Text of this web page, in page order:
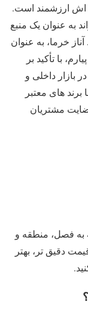
‌اش ارزشمند است.
به عنوان یک منبع
خرما، به عنوان
با تأکید بر
بازار داخلی و
برند های معتبر
مشتریان
فصل، منطقه و
دقیق ‌تر، بهتر